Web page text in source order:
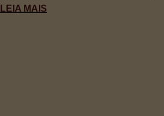
LEIA MAIS